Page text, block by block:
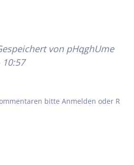
von pHqghUme
bitte Anmelden oder R